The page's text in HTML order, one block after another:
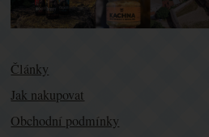
Články
Jak nakupovat
Obchodní podmínky